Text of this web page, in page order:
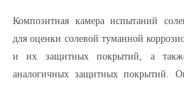
Композитная камера испытаний
для оценки солевой туманной
и их защитных покрытий, а также
аналогичных защитных покрытий.